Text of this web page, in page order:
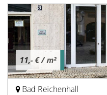
11,- €/ m²
Bad Reichenhall